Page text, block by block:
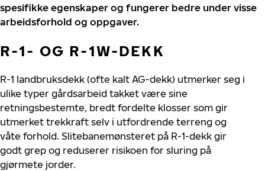
spesifikke egenskaper og fungerer bedre under visse
arbeidsforhold og oppgaver.
R-1- OG R-1W-DEKK
R-1 landbruksdekk (ofte kalt AG-dekk) utmerker seg i
ulike typer gårdsarbeid takket være sine
retningsbestemte, bredt fordelte klosser som gir
utmerket trekkraft selv i utfordrende terreng og
våte forhold. Slitebanemønsteret på R-1-dekk gir
godt grep og reduserer risikoen for sluring på
gjørmete jorder.